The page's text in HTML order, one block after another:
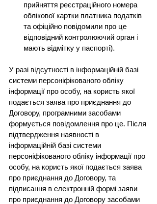
прийняття реєстраційного номера
облікової картки платника податків
та офіційно повідомили про це
відповідний контролюючий орган і
мають відмітку у паспорті).
У разі відсутності в інформаційній базі
системи персоніфікованого обліку
інформації про особу, на користь якої
подається заява про приєднання до
Договору, програмними засобами
формується повідомлення про це. Після
підтвердження наявності в
інформаційній базі системи
персоніфікованого обліку інформації про
особу, на користь якої подається заява
про приєднання до Договору, та
підписання в електронній формі заяви
про приєднання до Договору засобами